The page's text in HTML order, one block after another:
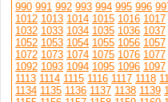
990 991 992 993 994 995 996
1012 1013 1014 1015 1016 1017
1032 1033 1034 1035 1036 1037
1052 1053 1054 1055 1056 1057
1072 1073 1074 1075 1076 1077
1092 1093 1094 1095 1096 1097
1113 1114 1115 1116 1117 1118
1134 1135 1136 1137 1138 1139